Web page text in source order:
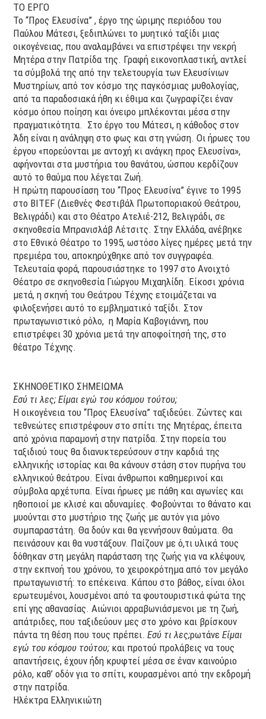
ΤΟ ΕΡΓΟ
Το “Προς Ελευσίνα” , έργο της ώριμης περιόδου του
Παύλου Μάτεσι, ξεδιπλώνει το μυητικό ταξίδι μιας
οικογένειας, που αναλαμβάνει να επιστρέψει την νεκρή
Μητέρα στην Πατρίδα της. Γραφή εικονοπλαστική, αντλεί
τα σύμβολά της από την τελετουργία των Ελευσίνιων
Μυστηρίων, από τον κόσμο της παγκόσμιας μυθολογίας,
από τα παραδοσιακά ήθη κι έθιμα και ζωγραφίζει έναν
κόσμο όπου ποίηση και όνειρο μπλέκονται μέσα στην
πραγματικότητα. Στο έργο του Μάτεσι, η κάθοδοςστον
Άδη είναι η ανάληψη στο φως και στη γνώση. Οι ήρωες του
έργου «πορεύονται με αντοχή κι ανάγκη προς Ελευσίνα»,
αφήνονται στα μυστήρια του θανάτου, ώσπου κερδίζουν
αυτό το θαύμα που λέγεται Ζωή.
Η πρώτη παρουσίαση του “Προς Ελευσίνα” έγινε το 1995
στο BITEF (Διεθνές Φεστιβάλ Πρωτοποριακού Θεάτρου,
Βελιγράδι) και στο Θέατρο Ατελιέ-212, Βελιγράδι, σε
σκηνοθεσία Μπρανισλάβ Λέτσιτς. Στην Ελλάδα, ανέβηκε
στο Εθνικό Θέατρο το 1995, ωστόσο λίγες ημέρες μετά την
πρεμιέρα του, αποκηρύχθηκε από τον συγγραφέα.
Τελευταία φορά, παρουσιάστηκε το 1997 στο Ανοιχτό
Θέατρο σε σκηνοθεσία Γιώργου Μιχαηλίδη. Είκοσι χρόνια
μετά, η σκηνή του Θεάτρου Τέχνης ετοιμάζεται να
φιλοξενήσει αυτό το εμβληματικό ταξίδι. Στον
πρωταγωνιστικό ρόλο, η Μαρία Καβογιάννη, που
επιστρέφει 30 χρόνια μετά την αποφοίτησή της, στο
θέατρο Τέχνης.
ΣΚΗΝΟΘΕΤΙΚΟ ΣΗΜΕΙΩΜΑ
Εσύ τι λες; Είμαι εγώ του κόσμου τούτου;
Η οικογένεια του “Προς Ελευσίνα” ταξιδεύει. Ζώντες και
τεθνεώτες επιστρέφουν στο σπίτι της Μητέρας, έπειτα
από χρόνια παραμονή στην πατρίδα. Στην πορεία του
ταξιδιού τους θα διανυκτερεύσουν στην καρδιά της
ελληνικής ιστορίας και θα κάνουν στάση στον πυρήνα του
ελληνικού θεάτρου. Είναι άνθρωποι καθημερινοί και
σύμβολα αρχέτυπα. Είναι ήρωες με πάθη και αγωνίες και
ηθοποιοί με κλισέ και αδυναμίες. Φοβούνται το θάνατο και
μυούνται στο μυστήριο της ζωής με αυτόν για μόνο
συμπαραστάτη. Θα δούν και θα γεννήσουν θαύματα. Θα
πεινάσουν και θα νυστάξουν. Παίζουν με ό,τι υλικά τους
δόθηκαν στη μεγάλη παράσταση της ζωής για να κλέψουν,
στην εκπνοή του χρόνου, το χειροκρότημα από τον μεγάλο
πρωταγωνιστή: το επέκεινα. Κάπου στο βάθος, είναι όλοι
ερωτευμένοι, λουσμένοι από τα φουτουριστικά φώτα της
επί γης αθανασίας. Αιώνιοι αρραβωνιάσμενοι με τη ζωή,
απάτριδες, που ταξιδεύουν μες στο χρόνο και βρίσκουν
πάντα τη θέση που τους πρέπει.Εσύ τι λες;ρωτάνεΕίμαι
εγώ του κόσμου τούτου;και προτού προλάβεις να τους
απαντήσεις, έχουν ήδη κρυφτεί μέσα σε έναν καινούριο
ρόλο, καθ’ οδόν για το σπίτι, κουρασμένοι από την εκδρομή
στην πατρίδα.
Ηλέκτρα Ελληνικιώτη